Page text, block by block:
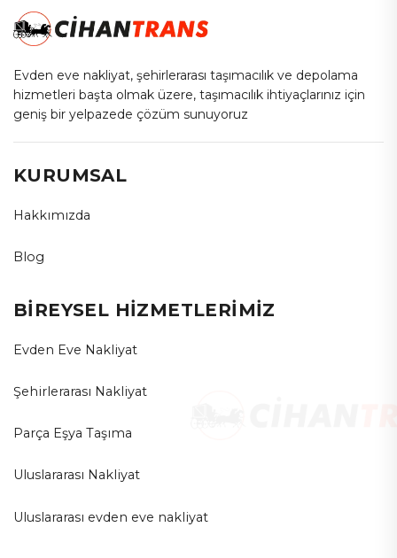
Evden eve nakliyat, şehirlerarası taşımacılık ve depolama
hizmetleri başta olmak üzere, taşımacılık ihtiyaçlarınız için
geniş bir yelpazede çözüm sunuyoruz
KURUMSAL
Hakkımızda
Blog
BİREYSEL HİZMETLERİMİZ
Evden Eve Nakliyat
Şehirlerarası Nakliyat
Parça Eşya Taşıma
Uluslararası Nakliyat
Uluslararası evden eve nakliyat